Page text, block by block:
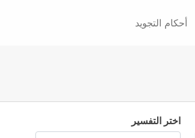
أحكام التجويد
اختر التفسير